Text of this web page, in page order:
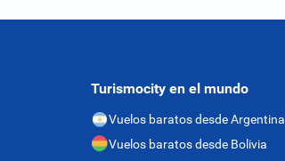
Turismocity en el mundo
Vuelos baratos desde Argentina
Vuelos baratos desde Bolivia